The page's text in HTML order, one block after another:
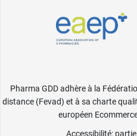
Pharma GDD adhère à la
distance (Fevad) et à sa charte
européen
Accessibilité: